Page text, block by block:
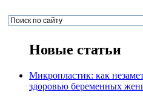
Новые статьи
Микропластик: как
здоровью беременных